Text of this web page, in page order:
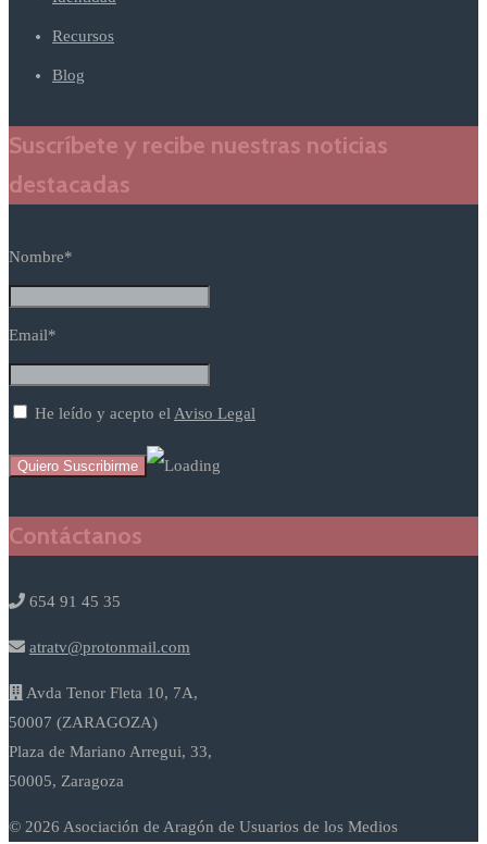
Recursos
Blog
Suscríbete y recibe nuestras noticias
destacadas
Nombre*
Email*
He leído y acepto el Aviso Legal
Contáctanos
654 91 45 35
atratv@protonmail.com
Avda Tenor Fleta 10, 7A,
50007 (ZARAGOZA)
Plaza de Mariano Arregui, 33,
50005, Zaragoza
© 2026 Asociación de Aragón de Usuarios de los Medios